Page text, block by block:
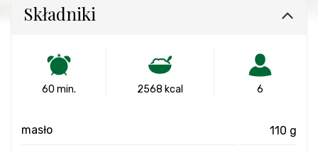
Składniki
60 min. 2568 kcal 6
masło 110 g